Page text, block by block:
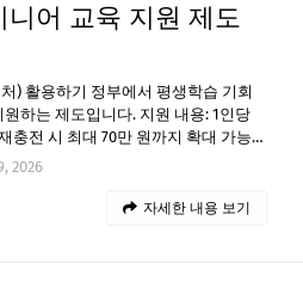
어 교육 지원 제도
) 활용하기 정부에서 평생학습 기회
하는 제도입니다. 지원 내용: 1인당
충전 시 최대 70만 원까지 확대 가능…
2026
자세한 내용 보기